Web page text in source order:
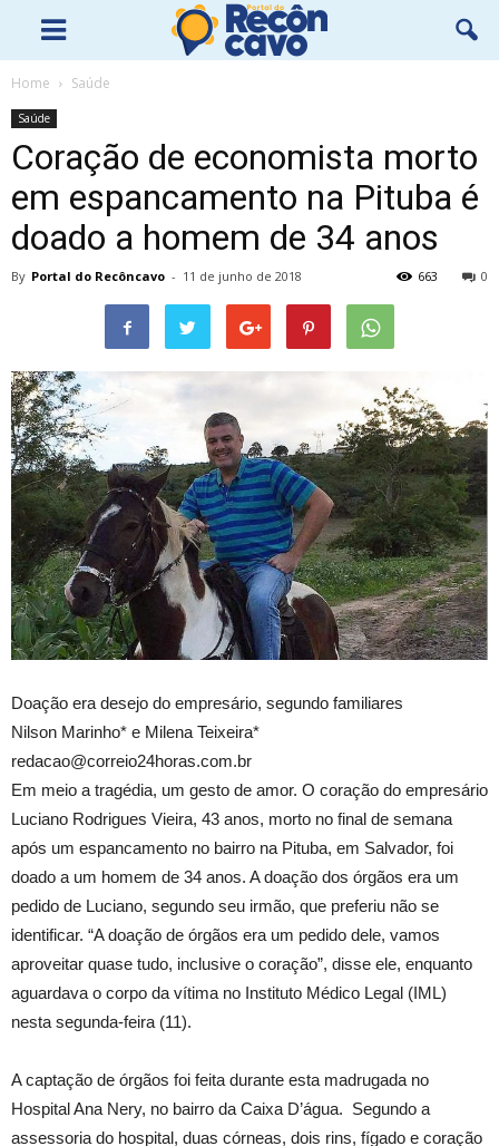
Home Saúde
Saúde
Coração de economista morto
em espancamento na Pituba é
doado a homem de 34 anos
By Portal do Recôncavo - 11 de junho de 2018 0
663
Doação era desejo do empresário, segundo familiares
Nilson Marinho* e Milena Teixeira*
redacao@correio24horas.com.br
Em meio a tragédia, um gesto de amor. O coração do empresário
Luciano Rodrigues Vieira, 43 anos, morto no final de semana
após um espancamento no bairro na Pituba, em Salvador, foi
doado a um homem de 34 anos. A doação dos órgãos era um
pedido de Luciano, segundo seu irmão, que preferiu não se
identificar. “A doação de órgãos era um pedido dele, vamos
aproveitar quase tudo, inclusive o coração”, disse ele, enquanto
aguardava o corpo da vítima no Instituto Médico Legal (IML)
nesta segunda-feira (11).
A captação de órgãos foi feita durante esta madrugada no
Hospital Ana Nery, no bairro da Caixa D’água. Segundo a
assessoria do hospital, duas córneas, dois rins, fígado e coração